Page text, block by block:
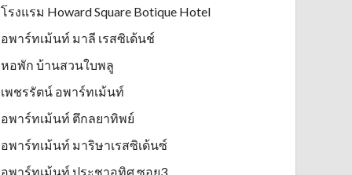
โรงแรม Howard Square Botique Hotel
อพาร์ทเม้นท์ มาลี เรสซิเด้นช์
หอพัก บ้านสวนใบพลู
เพชรรัตน์ อพาร์ทเม้นท์
อพาร์ทเม้นท์ ตึกลยาทิพย์
อพาร์ทเม้นท์ มาริษาเรสซิเด้นซ์
อพาร์ทเม้นท์ ประชาอุทิศ ซอย3